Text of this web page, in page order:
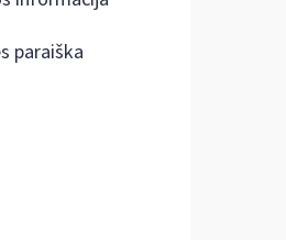
paraiška